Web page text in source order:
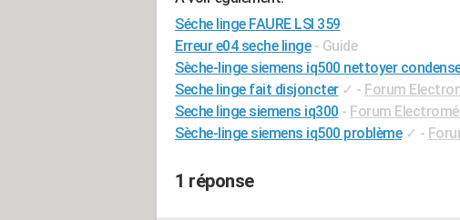
Séche linge FAURE LSI 359
Erreur e04 seche linge - Guide
Sèche-linge siemens iq500 nettoyer
Seche linge fait disjoncter ✓ - Forum
Seche linge siemens iq300 - Forum
Sèche-linge siemens iq500 problème ✓ -
1 réponse